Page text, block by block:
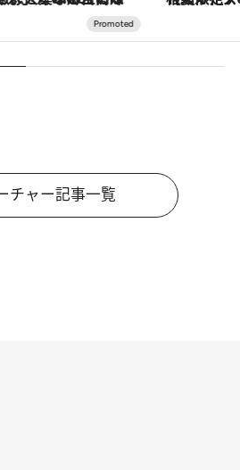
チャー記事一覧